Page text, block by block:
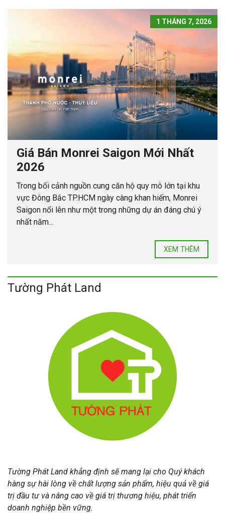
1 THÁNG 7, 2026
Giá Bán Monrei Saigon Mới Nhất
2026
Trong bối cảnh nguồn cung căn hộ quy mô lớn tại khu
vực Đông Bắc TP.HCM ngày càng khan hiếm, Monrei
Saigon nổi lên như một trong những dự án đáng chú ý
nhất năm...
XEM THÊM
Tường Phát Land
Tường Phát Land khẳng định sẽ mang lại cho Quý khách
hàng sự hài lòng về chất lượng sản phẩm, hiệu quả về giá
trị đầu tư và nâng cao về giá trị thương hiệu, phát triển
doanh nghiệp bền vững.